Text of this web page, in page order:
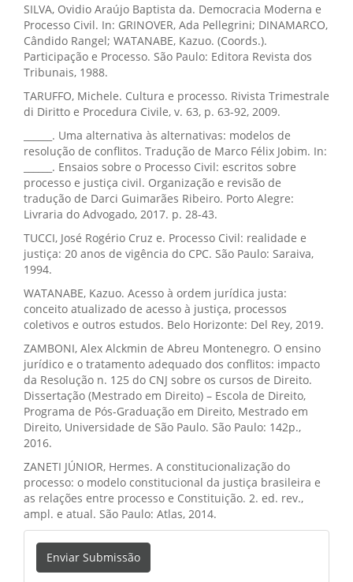
SILVA, Ovidio Araújo Baptista da. Democracia Moderna e
Processo Civil. In: GRINOVER, Ada Pellegrini; DINAMARCO,
Cândido Rangel; WATANABE, Kazuo. (Coords.).
Participação e Processo. São Paulo: Editora Revista dos
Tribunais, 1988.
TARUFFO, Michele. Cultura e processo. Rivista Trimestrale
di Diritto e Procedura Civile, v. 63, p. 63-92, 2009.
______. Uma alternativa às alternativas: modelos de
resolução de conflitos. Tradução de Marco Félix Jobim. In:
______. Ensaios sobre o Processo Civil: escritos sobre
processo e justiça civil. Organização e revisão de
tradução de Darci Guimarães Ribeiro. Porto Alegre:
Livraria do Advogado, 2017. p. 28-43.
TUCCI, José Rogério Cruz e. Processo Civil: realidade e
justiça: 20 anos de vigência do CPC. São Paulo: Saraiva,
1994.
WATANABE, Kazuo. Acesso à ordem jurídica justa:
conceito atualizado de acesso à justiça, processos
coletivos e outros estudos. Belo Horizonte: Del Rey, 2019.
ZAMBONI, Alex Alckmin de Abreu Montenegro. O ensino
jurídico e o tratamento adequado dos conflitos: impacto
da Resolução n. 125 do CNJ sobre os cursos de Direito.
Dissertação (Mestrado em Direito) – Escola de Direito,
Programa de Pós-Graduação em Direito, Mestrado em
Direito, Universidade de São Paulo. São Paulo: 142p.,
2016.
ZANETI JÚNIOR, Hermes. A constitucionalização do
processo: o modelo constitucional da justiça brasileira e
as relações entre processo e Constituição. 2. ed. rev.,
ampl. e atual. São Paulo: Atlas, 2014.
Enviar
Submissão
Enviar Submissão